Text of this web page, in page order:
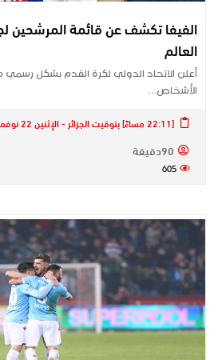
الفيفا تكشف عن قائمة المرشحين
العالم
أعلن الاتحاد الدولي لكرة القدم بشكل رسمي
الأشخاص…
[22:11 مساءً] بتوقيت الجزائر - الإثنين 22 نوفمبر 2021
90دقيقة
605